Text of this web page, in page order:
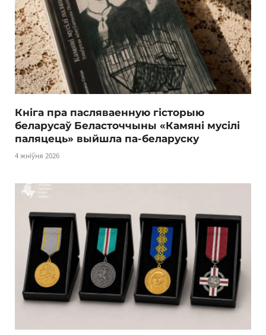
Кніга пра пасляваенную гісторыю
беларусаў Беласточчыны «Камяні мусілі
паляцець» выйшла па-беларуску
4 жніўня 2026